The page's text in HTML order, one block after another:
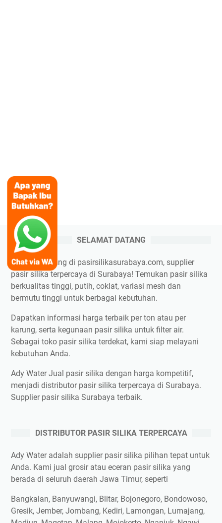
SELAMAT DATANG
Selamat datang di pasirsilikasurabaya.com, supplier
pasir silika terpercaya di Surabaya! Temukan pasir silika
berkualitas tinggi, putih, coklat, variasi mesh dan
bermutu tinggi untuk berbagai kebutuhan.
Dapatkan informasi harga terbaik per ton atau per
karung, serta kegunaan pasir silika untuk filter air.
Sebagai toko pasir silika terdekat, kami siap melayani
kebutuhan Anda.
Ady Water Jual pasir silika dengan harga kompetitif,
menjadi distributor pasir silika terpercaya di Surabaya.
Supplier pasir silika Surabaya terbaik.
DISTRIBUTOR PASIR SILIKA TERPERCAYA
Ady Water adalah supplier pasir silika pilihan tepat untuk
Anda. Kami jual grosir atau eceran pasir silika yang
berada di seluruh daerah Jawa Timur, seperti
Bangkalan, Banyuwangi, Blitar, Bojonegoro, Bondowoso,
Gresik, Jember, Jombang, Kediri, Lamongan, Lumajang,